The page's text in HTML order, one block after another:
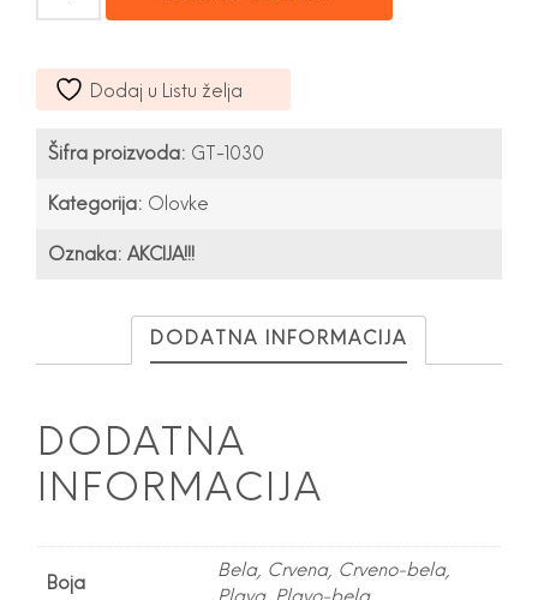
GLADIATOR
GT-
1030
količina
Dodaj u Listu želja
Šifra proizvoda: GT-1030
Kategorija: Olovke
Oznaka: AKCIJA!!!
DODATNA INFORMACIJA
DODATNA
INFORMACIJA
Boja
Bela, Crvena, Crveno-bela,